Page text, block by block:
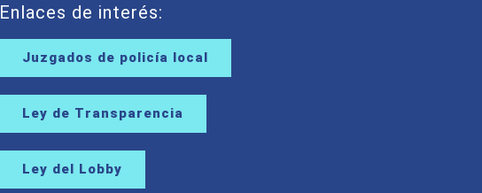
Enlaces de interés:
Juzgados de policía local
Ley de Transparencia
Ley del Lobby